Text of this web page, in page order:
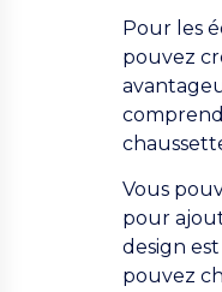
Pour les
pouvez
comprend
Vous
pour
design
pouvez